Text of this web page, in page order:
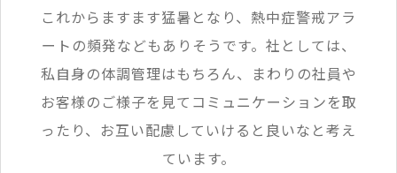
これからますます猛暑となり、熱中症警戒アラ
ートの頻発などもありそうです。社としては、
私自身の体調管理はもちろん、まわりの社員や
お客様のご様子を見てコミュニケーションを取
ったり、お互い配慮していけると良いなと考え
ています。